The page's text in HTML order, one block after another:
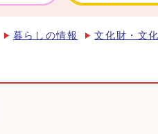
暮らしの情報 文化財・文